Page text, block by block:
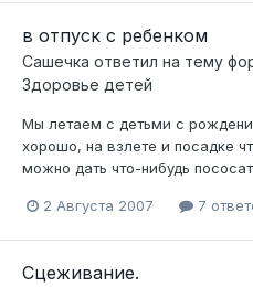
в отпуск с ребенком
Сашечка ответил на тему
Здоровье детей
Мы летаем с детьми с
хорошо, на взлете и посадке
можно дать что-нибудь
2 Августа 2007 7
Сцеживание.